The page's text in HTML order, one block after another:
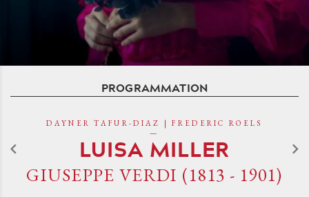
PROGRAMMATION
DAYNER TAFUR-DIAZ | FREDERIC ROELS
LUISA MILLER
GIUSEPPE VERDI (1813 - 1901)